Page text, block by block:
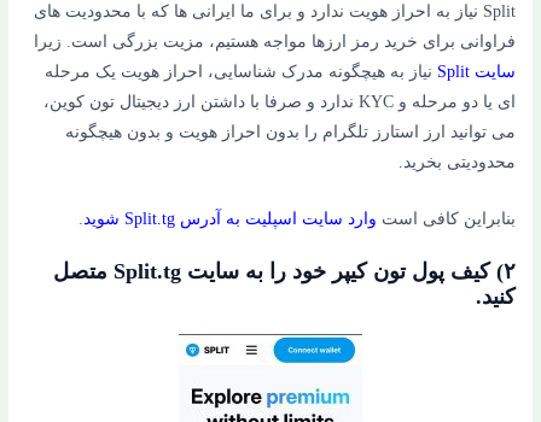
Split نیاز به احراز هویت ندارد و برای ما ایرانی ها که با محدودیت های
فراوانی برای خرید رمز ارزها مواجه هستیم، مزیت بزرگی است. زیرا
سایت Split
نیاز به هیچگونه مدرک شناسایی، احراز هویت یک مرحله
ای یا دو مرحله و KYC ندارد و صرفا با داشتن ارز دیجیتال تون کوین،
می توانید ارز استارز تلگرام را بدون احراز هویت و بدون هیچگونه
محدودیتی بخرید.
بنابراین کافی است وارد سایت اسپلیت به آدرس Split.tg شوید
۲) کیف پول تون کیپر خود را به سایت Split.tg متصل
کنید.